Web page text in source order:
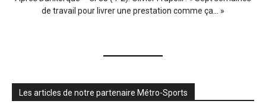
de travail pour livrer une prestation comme ça… »
Les articles de notre partenaire Métro-Sports